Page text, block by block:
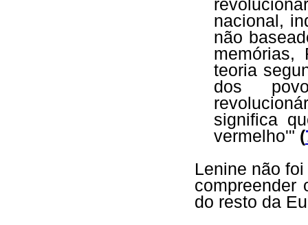
nacional,
não
memórias,
teoria
dos
significa
vermelho'" (
Lenine não
compreender
do resto da